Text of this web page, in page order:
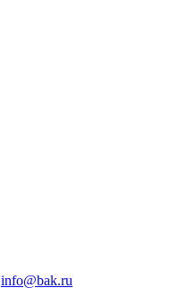
info@bak.ru